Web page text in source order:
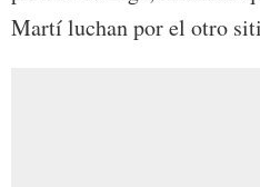
Martí luchan por el otro